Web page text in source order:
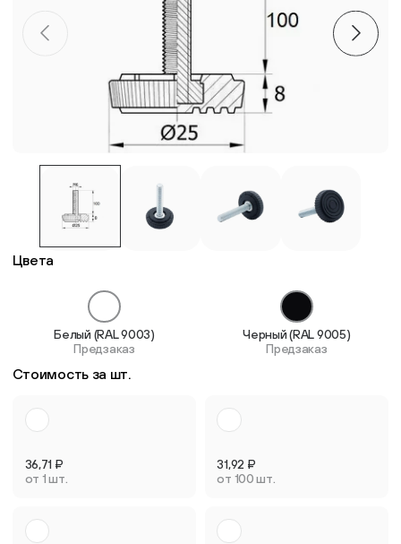
Цвета
Белый (RAL 9003)
Предзаказ
Черный (RAL 9005)
Предзаказ
Стоимость за шт.
36,71 ₽
от 1 шт.
31,92 ₽
от 100 шт.
Пластиковые столешницы для школьных парт
Комплектующие для мебели
Система выравнивания плитки
Дюбель